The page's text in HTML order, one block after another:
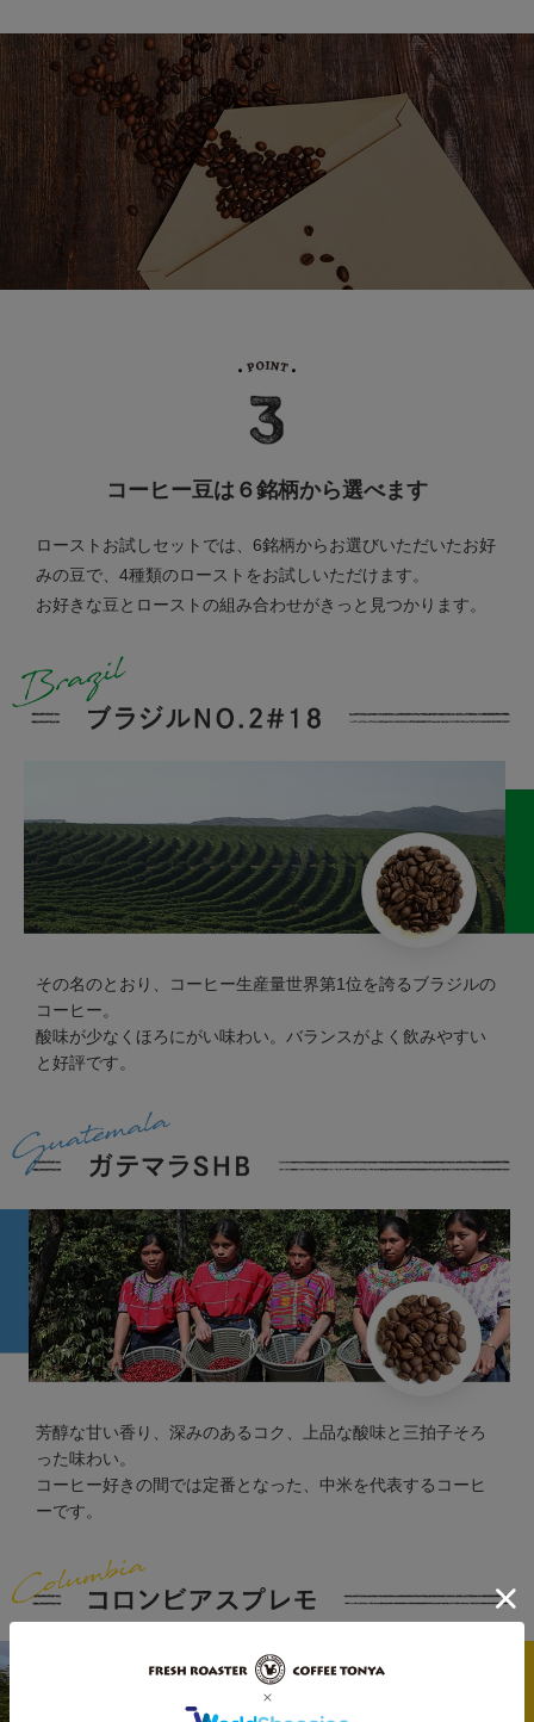
コーヒー豆は６銘柄から選べます
ローストお試しセットでは、6銘柄からお選びいただいたお好
みの豆で、4種類のローストをお試しいただけます。
お好きな豆とローストの組み合わせがきっと見つかります。
その名のとおり、コーヒー生産量世界第1位を誇るブラジルの
コーヒー。
酸味が少なくほろにがい味わい。バランスがよく飲みやすい
と好評です。
芳醇な甘い香り、深みのあるコク、上品な酸味と三拍子そろ
った味わい。
コーヒー好きの間では定番となった、中米を代表するコーヒ
ーです。